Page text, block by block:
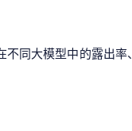
不同大模型中的露出